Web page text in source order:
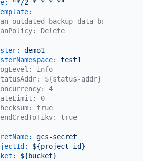
"*/2 * * * *"
outdated backup data based on
Delete
demo1
test1
info
${status-addr}
4
0
true
true
gcs-secret
${project_id}
${bucket}